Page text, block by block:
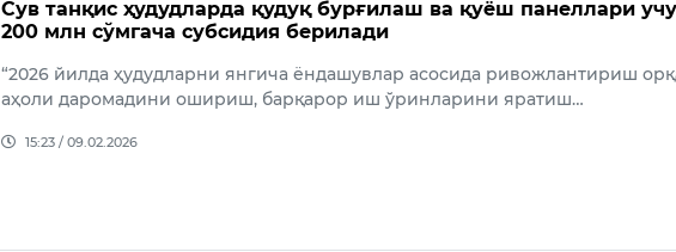
Сув танқис ҳудудларда қудуқ бурғилаш ва қуёш панеллари
200 млн сўмгача субсидия берилади
“2026 йилда ҳудудларни янгича ёндашувлар асосида ривожлантириш
аҳоли даромадини ошириш, барқарор иш ўринларини яратиш…
15:23 / 09.02.2026